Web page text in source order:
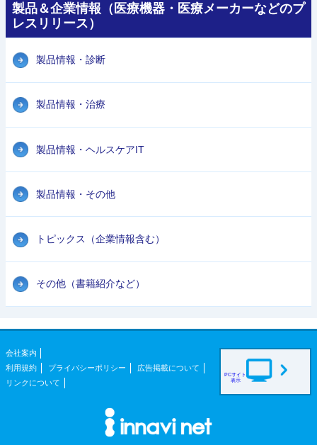
製品＆企業情報（医療機器・医療メーカーなどのプ
レスリリース）
製品情報・診断
製品情報・治療
製品情報・ヘルスケアIT
製品情報・その他
トピックス（企業情報含む）
その他（書籍紹介など）
会社案内
利用規約
プライバシーポリシー
広告掲載について
リンクについて
PCサイト
表示